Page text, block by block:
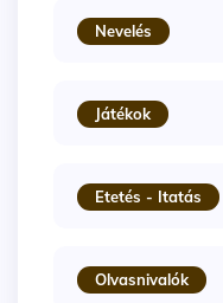
Nevelés
Játékok
Etetés - Itatás
Olvasnivalók